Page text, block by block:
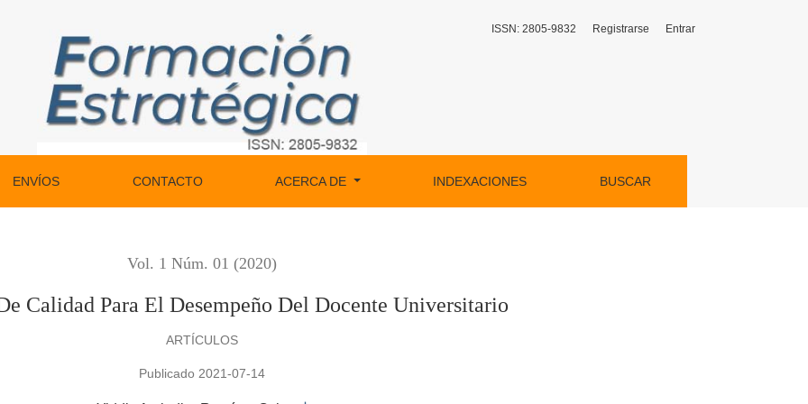
Docente Universitario
ENVÍOS CONTACTO ACERCA DE INDEXACIONES BUSCAR
ISSN: 2805-9832 Registrarse Entrar
Vol. 1 Núm. 01 (2020)
Calidad Para El Desempeño Del Docente Universitario
ARTÍCULOS
Publicado 2021-07-14